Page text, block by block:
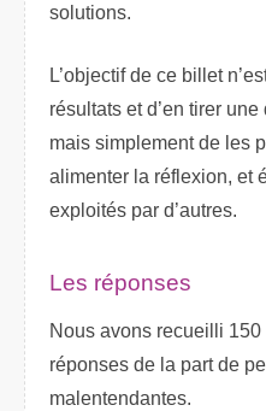
solutions.
L’objectif de ce billet
résultats et d’en tirer
mais simplement de les
alimenter la réflexion, et
exploités par d’autres.
Les réponses
Nous avons recueilli
réponses de la part de
malentendantes.